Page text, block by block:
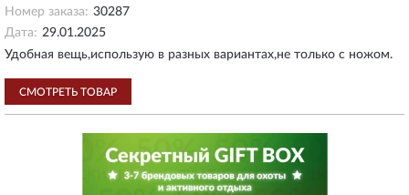
Номер заказа: 30287
Дата: 29.01.2025
Удобная вещь,использую в разных вариантах,не только с ножом.
СМОТРЕТЬ ТОВАР